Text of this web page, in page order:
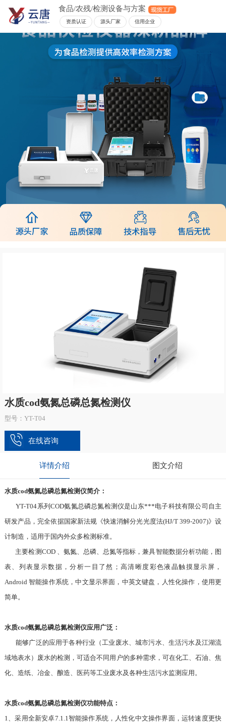
食品/农残/检测设备与方案
资质认证 源头厂家 信用企业
水质cod氨氮总磷总氮检测仪
型号：YT-T04
在线咨询
详情介绍 图文介绍
水质cod氨氮总磷总氮检测仪简介：
YT-T04系列COD氨氮总磷总氮检测仪是山东***电子科技有限公司自主
研发产品，完全依据国家新法规《快速消解分光光度法(HJ/T 399-2007)》设
计制造，适用于国内外众多检测标准。
主要检测COD 、氨氮、总磷、总氮等指标，兼具智能数据分析功能，图
表、列表显示数据，分析一目了然；高清晰度彩色液晶触摸显示屏，
Android 智能操作系统，中文显示界面，中英文键盘，人性化操作，使用更
简单。
水质cod氨氮总磷总氮检测仪应用广泛：
能够广泛的应用于各种行业（工业废水、城市污水、生活污水及江湖流
域地表水）废水的检测，可适合不同用户的多种需求，可在化工、石油、焦
化、造纸、冶金、酿造、医药等工业废水及各种生活污水监测应用。
水质cod氨氮总磷总氮检测仪功能特点：
1、采用全新安卓7.1.1智能操作系统，人性化中文操作界面，运转速度更快